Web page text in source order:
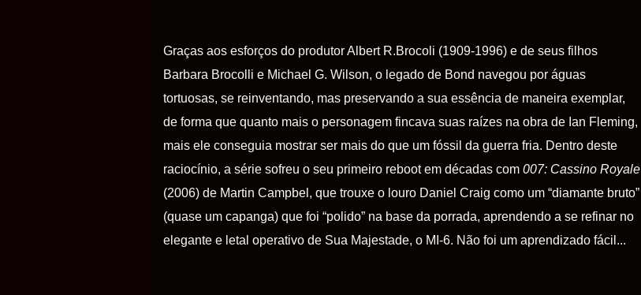
Graças aos esforços do produtor Albert R.Brocoli (1909-1996) e de seus filhos
Barbara Brocolli e Michael G. Wilson, o legado de Bond navegou por águas
tortuosas, se reinventando, mas preservando a sua essência de maneira exemplar,
de forma que quanto mais o personagem fincava suas raízes na obra de Ian Fleming,
mais ele conseguia mostrar ser mais do que um fóssil da guerra fria. Dentro deste
raciocínio, a série sofreu o seu primeiro reboot em décadas com 007: Cassino Royale
(2006) de Martin Campbel, que trouxe o louro Daniel Craig como um “diamante bruto”
(quase um capanga) que foi “polido” na base da porrada, aprendendo a se refinar no
elegante e letal operativo de Sua Majestade, o MI-6. Não foi um aprendizado fácil...